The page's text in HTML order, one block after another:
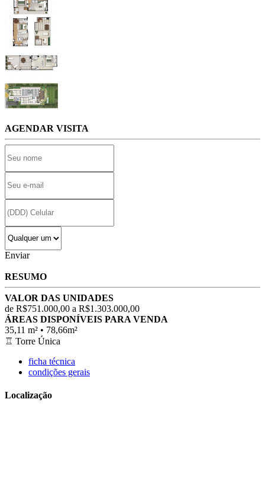
AGENDAR VISITA
Enviar
RESUMO
VALOR DAS UNIDADES
de R$751.000,00 a R$1.303.000,00
ÁREAS DISPONÍVEIS PARA VENDA
35,11 m² • 78,66m²
♖ Torre Única
ficha técnica
condições gerais
Localização